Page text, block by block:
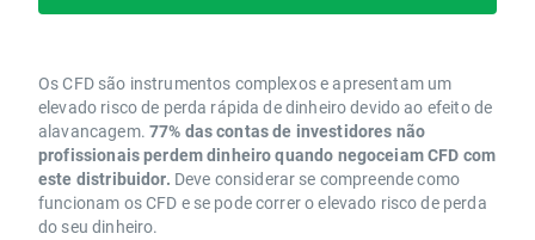
Os CFD são instrumentos complexos e apresentam um
elevado risco de perda rápida de dinheiro devido ao efeito de
alavancagem. 77% das contas de investidores não
profissionais perdem dinheiro quando negoceiam CFD com
este distribuidor. Deve considerar se compreende como
funcionam os CFD e se pode correr o elevado risco de perda
do seu dinheiro.